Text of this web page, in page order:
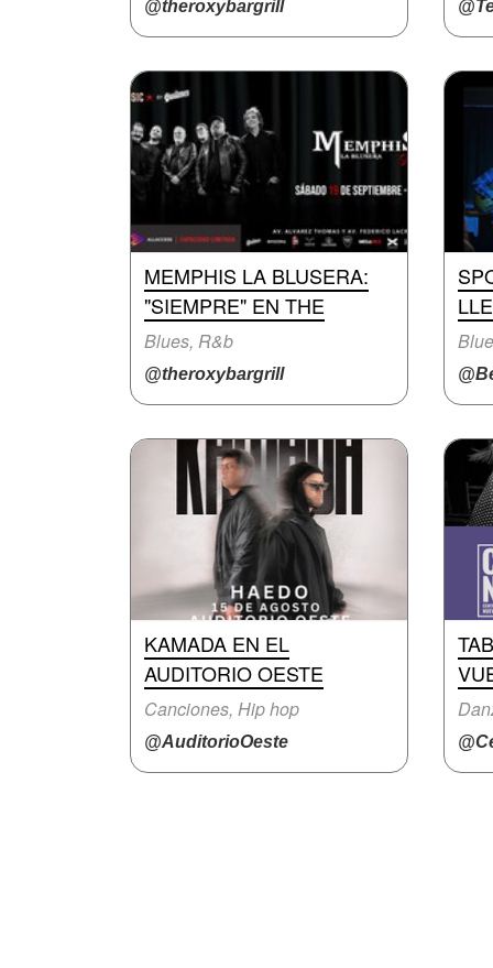
@theroxybargrill
MEMPHIS LA BLUSERA:
"SIEMPRE" EN THE
Blues, R&b
@theroxybargrill
KAMADA EN EL
AUDITORIO OESTE
Canciones, Hip hop
@AuditorioOeste